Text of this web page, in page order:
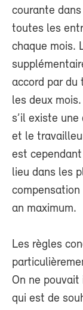
courante dans
toutes les
chaque mois.
accord par du
les deux
s’il existe
et le
est
lieu dans les
compensation
an maximum.
Les règles
On ne
qui est de